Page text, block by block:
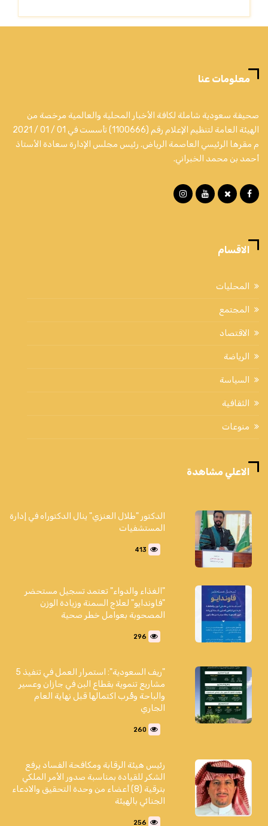
معلومات عنا
صحيفة سعودية شاملة لكافة الأخبار المحلية والعالمية مرخصة من
الهيئة العامة لتنظيم الإعلام رقم (1100666) تأسست في 01 / 01 / 2021
م مقرها الرئيسي العاصمة الرياض. رئيس مجلس الإدارة سعادة الأستاذ
أحمد بن محمد الخبراني.
الاقسام
المحليات
المجتمع
الاقتصاد
الرياضة
السياسة
الثقافية
منوعات
الاعلي مشاهدة
الدكتور "طلال العنزي" ينال الدكتوراه في إدارة
المستشفيات
413
"الغذاء والدواء" تعتمد تسجيل مستحضر
"فاوندايو" لعلاج السمنة وزيادة الوزن
المصحوبة بعوامل خطر صحية
296
"ريف السعودية": استمرار العمل في تنفيذ 5
مشاريع تنموية بقطاع البن في جازان وعسير
والباحة وقُرب اكتمالها قبل نهاية العام
الجاري
260
رئيس هيئة الرقابة ومكافحة الفساد يرفع
الشكر للقيادة بمناسبة صدور الأمر الملكي
بترقية (8) أعضاء من وحدة التحقيق والادعاء
الجنائي بالهيئة
256